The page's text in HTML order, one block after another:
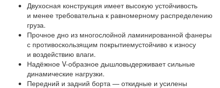
Двухосная конструкция имеет высокую устойчивость
и менее требовательна к равномерному распределению
груза.
Прочное дно из многослойной ламинированной фанеры
с противоскользящим покрытиемустойчиво к износу
и воздействию влаги.
Надёжное V-образное дышловыдерживает сильные
динамические нагрузки.
Передний и задний борта — откидные и усилены